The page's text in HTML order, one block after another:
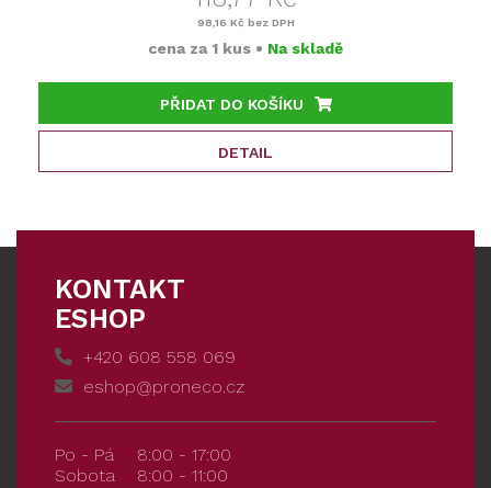
98,16 Kč bez DPH
cena za 1 kus • Na skladě
PŘIDAT DO KOŠÍKU
DETAIL
KONTAKT
ESHOP
+420 608 558 069
eshop@proneco.cz
Po - Pá
8:00 - 17:00
Sobota
8:00 - 11:00